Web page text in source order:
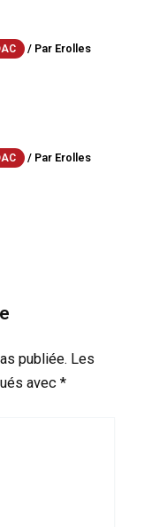
/ Par Erolles
/ Par Erolles
publiée. Les
avec *